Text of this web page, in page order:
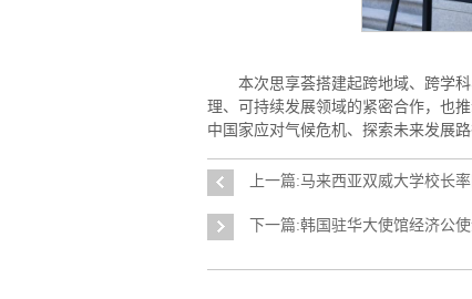
本次思享荟搭建起跨地域、跨学
理、可持续发展领域的紧密合作，也
中国家应对气候危机、探索未来发展
上一篇:马来西亚双威大学校长
下一篇:韩国驻华大使馆经济公